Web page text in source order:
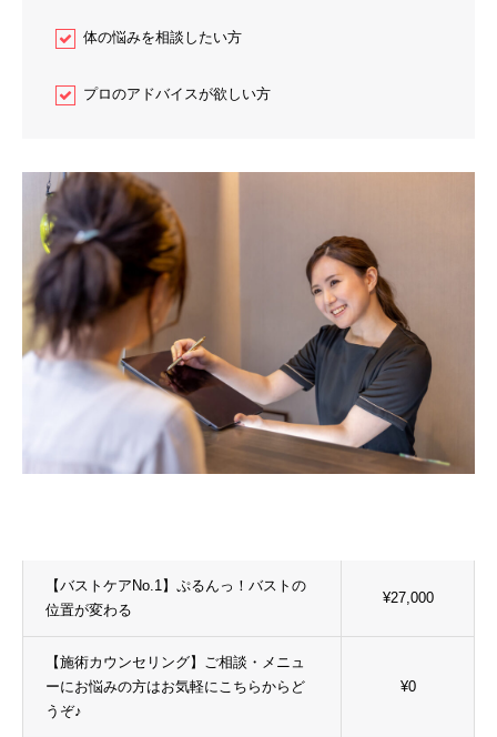
体の悩みを相談したい方
プロのアドバイスが欲しい方
【バストケアNo.1】ぷるんっ！バストの
位置が変わる
¥27,000
【施術カウンセリング】ご相談・メニュ
ーにお悩みの方はお気軽にこちらからど
うぞ♪
¥0